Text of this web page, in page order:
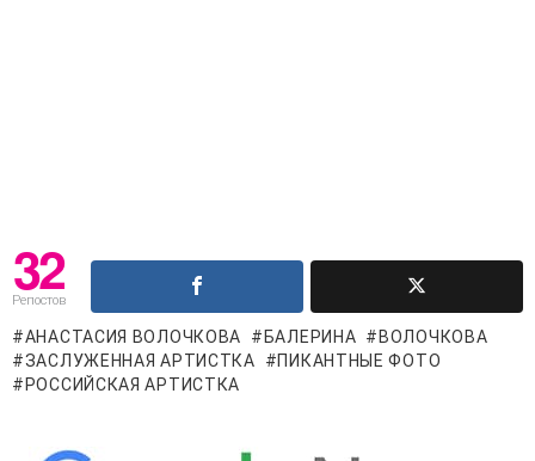
32
Репостов
АНАСТАСИЯ ВОЛОЧКОВА БАЛЕРИНА
ВОЛОЧКОВА
ЗАСЛУЖЕННАЯ АРТИСТКА
ПИКАНТНЫЕ ФОТО
РОССИЙСКАЯ АРТИСТКА